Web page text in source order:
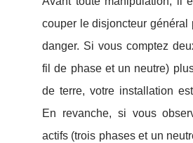
couper le disjoncteur général
danger. Si vous comptez
fil de phase et un neutre)
de terre, votre installation
En revanche, si vous
actifs (trois phases et un